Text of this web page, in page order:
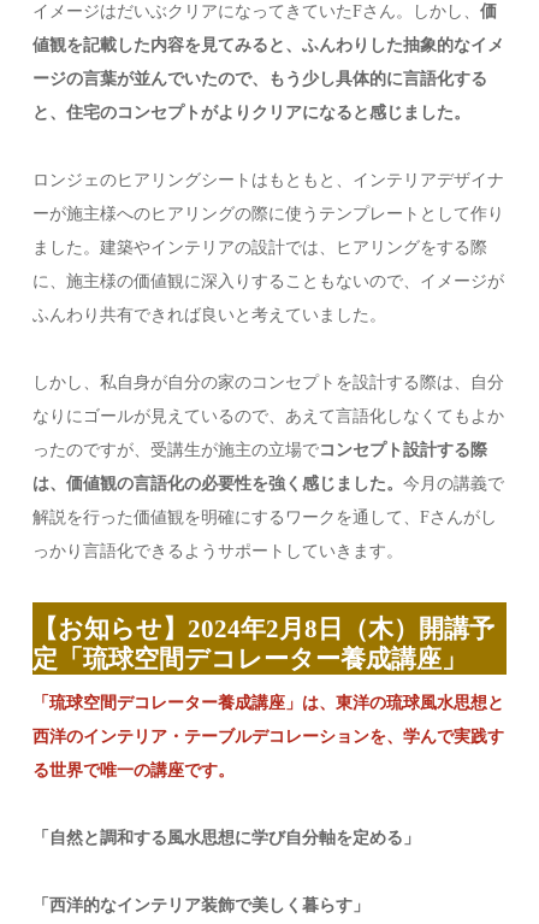
イメージはだいぶクリアになってきていたFさん。しかし、価
値観を記載した内容を見てみると、ふんわりした抽象的なイメ
ージの言葉が並んでいたので、もう少し具体的に言語化する
と、住宅のコンセプトがよりクリアになると感じました。
ロンジェのヒアリングシートはもともと、インテリアデザイナ
ーが施主様へのヒアリングの際に使うテンプレートとして作り
ました。建築やインテリアの設計では、ヒアリングをする際
に、施主様の価値観に深入りすることもないので、イメージが
ふんわり共有できれば良いと考えていました。
しかし、私自身が自分の家のコンセプトを設計する際は、自分
なりにゴールが見えているので、あえて言語化しなくてもよか
ったのですが、受講生が施主の立場でコンセプト設計する際
は、価値観の言語化の必要性を強く感じました。今月の講義で
解説を行った価値観を明確にするワークを通して、Fさんがし
っかり言語化できるようサポートしていきます。
【お知らせ】2024年2月8日（木）開講予
定「琉球空間デコレーター養成講座」
「琉球空間デコレーター養成講座」は、東洋の琉球風水思想と
西洋のインテリア・テーブルデコレーションを、学んで実践す
る世界で唯一の講座です。
「自然と調和する風水思想に学び自分軸を定める」
「西洋的なインテリア装飾で美しく暮らす」